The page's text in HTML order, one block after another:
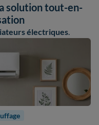
solution tout-en-
électriques